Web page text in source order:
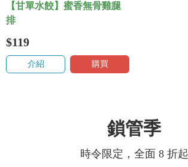
【甘單水餃】蜜香無骨雞腿
排
$119
介紹 購買
鎖管季
時令限定，全面 8 折起